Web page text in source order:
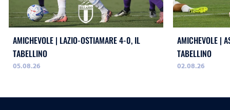
AMICHEVOLE | LAZIO-OSTIAMARE 4-0, IL
TABELLINO
05.08.26
AMICHEVOLE |
TABELLINO
02.08.26